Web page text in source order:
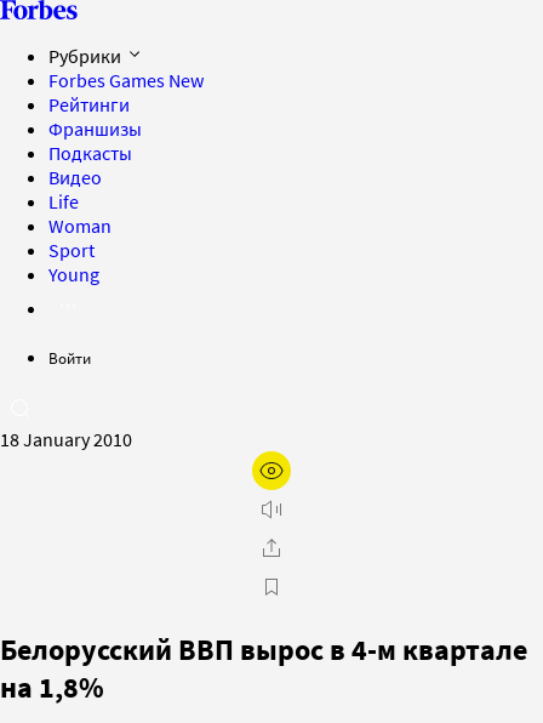
Рубрики
Forbes Games New
Рейтинги
Франшизы
Подкасты
Видео
Life
Woman
Sport
Young
Войти
18 January 2010
Белорусский ВВП вырос в 4-м квартале
на 1,8%